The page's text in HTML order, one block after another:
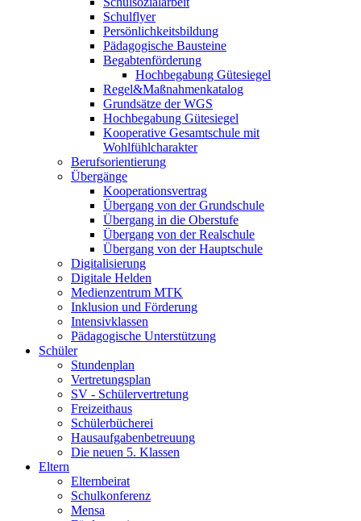
Schulflyer
Persönlichkeitsbildung
Pädagogische Bausteine
Begabtenförderung
Hochbegabung Gütesiegel
Regel&Maßnahmenkatalog
Grundsätze der WGS
Hochbegabung Gütesiegel
Kooperative Gesamtschule mit
Wohlfühlcharakter
Berufsorientierung
Übergänge
Kooperationsvertrag
Übergang von der Grundschule
Übergang in die Oberstufe
Übergang von der Realschule
Übergang von der Hauptschule
Digitalisierung
Digitale Helden
Medienzentrum MTK
Inklusion und Förderung
Intensivklassen
Pädagogische Unterstützung
Schüler
Stundenplan
Vertretungsplan
SV - Schülervertretung
Freizeithaus
Schülerbücherei
Hausaufgabenbetreuung
Die neuen 5. Klassen
Eltern
Elternbeirat
Schulkonferenz
Mensa